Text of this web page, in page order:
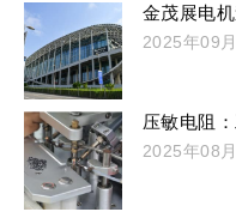
金茂展电
2025年09
压敏电阻
2025年08